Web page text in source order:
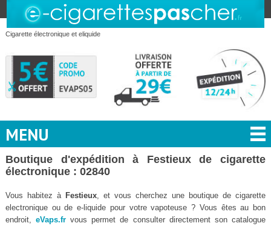
Cigarette électronique et eliquide
MENU
Boutique d'expédition à Festieux de cigarette
électronique : 02840
Vous habitez à Festieux, et vous cherchez une boutique de cigarette
electronique ou de e-liquide pour votre vapoteuse ? Vous êtes au bon
endroit,eVaps.fr vous permet de consulter directement son catalogue